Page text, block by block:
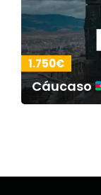
1.750€
Cáucaso